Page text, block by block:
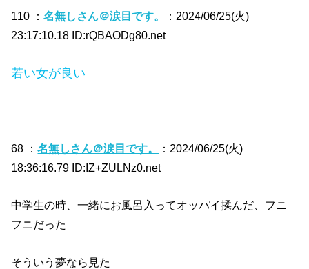
110 ：名無しさん＠涙目です。
：2024/06/25(火)
23:17:10.18 ID:rQBAODg80.net
若い女が良い
68 ：名無しさん＠涙目です。
：2024/06/25(火)
18:36:16.79 ID:IZ+ZULNz0.net
中学生の時、一緒にお風呂入ってオッパイ揉んだ、フニ
フニだった
そういう夢なら見た